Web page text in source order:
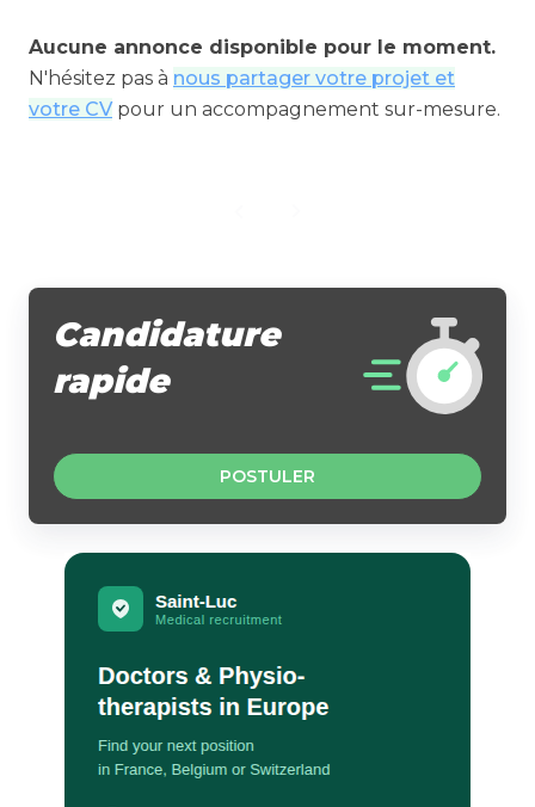
Aucune annonce disponible pour le moment.
N'hésitez pas à nous partager votre projet et
votre CVpour un accompagnement sur-mesure.
Candidature
rapide
POSTULER